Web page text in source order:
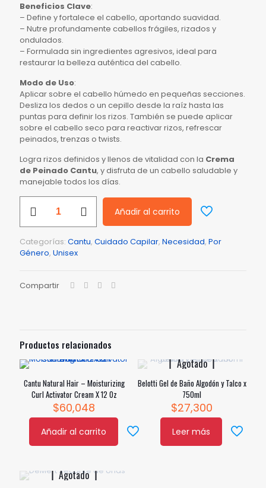
Beneficios Clave:
– Define y fortalece el cabello, aportando suavidad.
– Nutre profundamente cabellos frágiles, rizados y
ondulados.
– Formulada sin ingredientes agresivos, ideal para
restaurar la belleza auténtica del cabello.
Modo de Uso:
Aplicar sobre el cabello húmedo en pequeñas secciones.
Desliza los dedos o un cepillo desde la raíz hasta las
puntas para definir los rizos. También se puede aplicar
sobre el cabello seco para reactivar rizos, refrescar
peinados, trenzas o twists.
Logra rizos definidos y llenos de vitalidad con la Crema
de Peinado Cantu, y disfruta de un cabello saludable y
manejable todos los días.
Care
For
-
Curling
X
227
Añadir al carrito
Categorías: Cantu, Cuidado Capilar, Necesidad, Por
Género, Unisex
Compartir
Productos relacionados
Cantu Natural Hair – Moisturizing
Curl Activator Cream X 12 Oz
$60,048
Añadir al carrito
Agotado
Belotti Gel de Baño Algodón y Talco x
750ml
$27,300
Leer más
Agotado